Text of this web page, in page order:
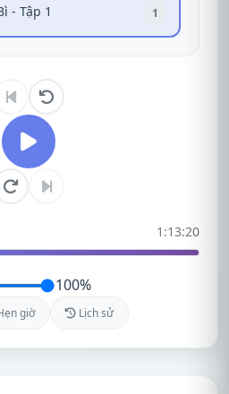
- Tập 1 1
1:13:20
100%
giờ Lịch sử